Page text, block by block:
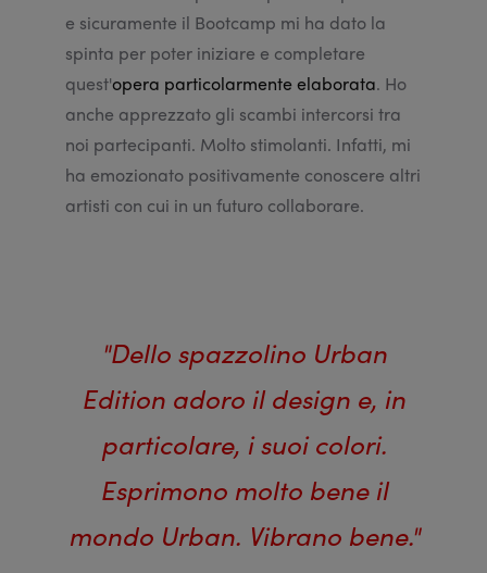
e sicuramente il Bootcamp mi ha dato la
spinta per poter iniziare e completare
quest'opera particolarmente elaborata. Ho
anche apprezzato gli scambi intercorsi tra
noi partecipanti. Molto stimolanti. Infatti, mi
ha emozionato positivamente conoscere altri
artisti con cui in un futuro collaborare.
"Dello spazzolino Urban
Edition adoro il design e, in
particolare, i suoi colori.
Esprimono molto bene il
mondo Urban. Vibrano bene."